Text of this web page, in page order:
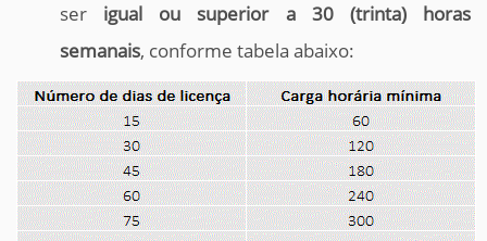
ser igual ou superior a 30 (trinta) horas
semanais, conforme tabela abaixo: